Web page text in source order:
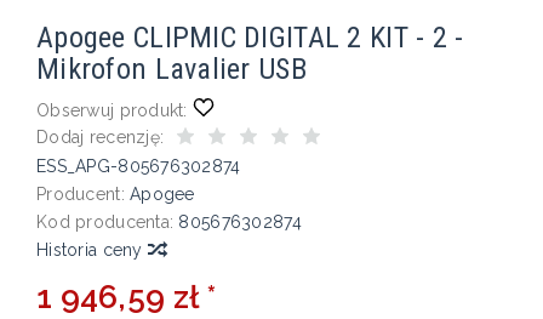
Apogee CLIPMIC DIGITAL 2 KIT - 2 -
Mikrofon Lavalier USB
Obserwuj produkt:
Dodaj recenzję:
ESS_APG-805676302874
Producent: Apogee
Kod producenta: 805676302874
Historia ceny
1 946,59 zł *